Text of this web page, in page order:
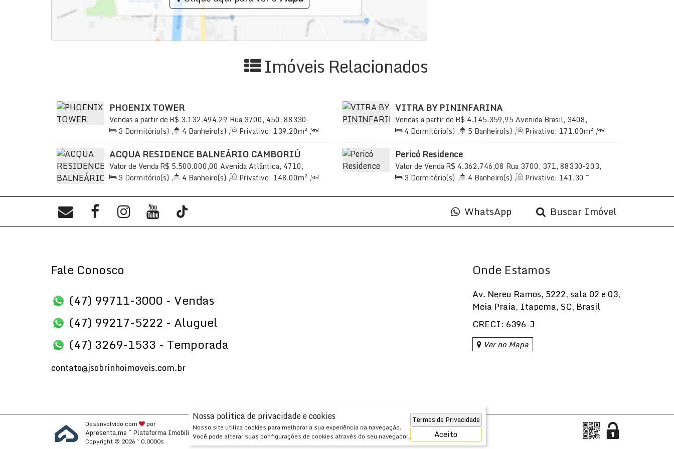
Nossa política de privacidade e cookies
Nosso site utiliza cookies para melhorar a sua experiência na navegação.
Você pode alterar suas configurações de cookies através do seu navegador.
Termos de Privacidade
Aceito
Imóveis Relacionados
PHOENIX TOWER
R$ 3.132.494,29
Vendas a partir de Rua 3700, 450, 88330-
203, Barra Sul, Balneário Camboriú, Santa Catarina, Brasil
3 Dormitório(s) , 4 Banheiro(s) , Privativo: 139.20m² ,
2 Sala(s), 3 Suíte(s), Total:243.20~ 2432.00m² , 2
Vaga(s) , Útil:139.20m²
VITRA BY PININFARINA
R$ 4.145.359,95
Vendas a partir de Avenida Brasil, 3408,
88330-063, Barra Sul, Balneário Camboriú, Santa Catarina,
Brasil
4 Dormitório(s) , 5 Banheiro(s) , Privativo: 171.00m² ,
3 Sala(s), 4 Suíte(s), Total:324.00m², 3 Vaga(s) ,
Útil: 171.00 m²
ACQUA RESIDENCE BALNEÁRIO CAMBORIÚ
R$ 5.500.000,00
Valor de Venda Avenida Atlântica, 4710,
88330-030, Barra Sul, Balneário Camboriú, Santa Catarina,
Brasil
3 Dormitório(s) , 4 Banheiro(s) , Privativo: 148.00m² ,
Distância do Mar, Útil:148.00m²
Pericó Residence
R$ 4.362.746,08
Valor de Venda Rua 3700, 371, 88330-203,
Barra Sul, Balneário Camboriú, Santa Catarina, Brasil
3 Dormitório(s) , 4 Banheiro(s) , Privativo: 141.30 ~
Útil:141.30~ 160.32m²
WhatsApp Buscar Imóvel
Fale Conosco
(47) 99711-3000 - Vendas
(47) 99217-5222 - Aluguel
(47) 3269-1533 - Temporada
contato@jsobrinhoimoveis.com.br
Onde Estamos
Av. Nereu Ramos, 5222, sala 02 e 03,
Meia Praia, Itapema, SC, Brasil
CRECI: 6396-J
Ver no Mapa
Desenvolvido com por
Apresenta.me ~ Plataforma Imobiliária
Copyright © 2026 ~ 0.0000s
JSobrinho Imóveis
www.jsobrinho.com.br